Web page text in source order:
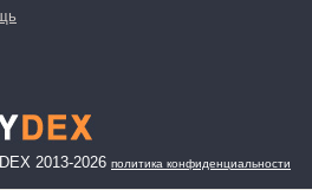
2013-2026 политика конфиденциальности